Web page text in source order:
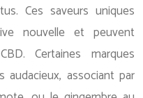
Ces saveurs uniques
nouvelle et peuvent
Certaines marques
associant par